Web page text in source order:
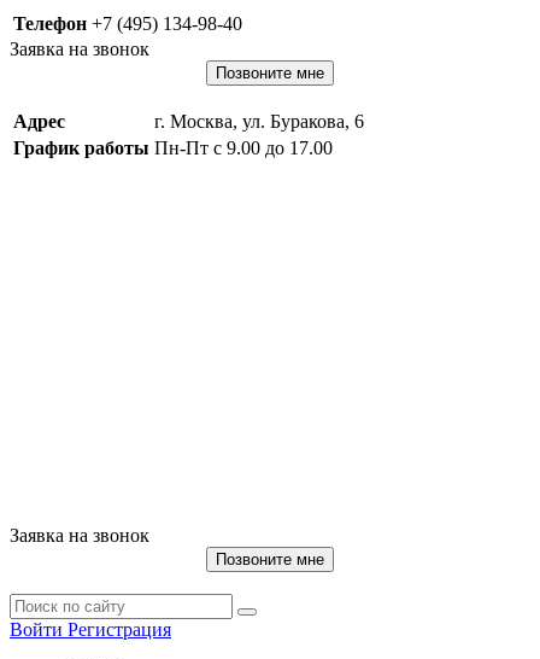
Телефон +7 (495) 134-98-40
Заявка на звонок
Позвоните мне
Адрес
г. Москва, ул. Буракова, 6
График работы Пн-Пт с 9.00 до 17.00
Заявка на звонок
Позвоните мне
Войти Регистрация